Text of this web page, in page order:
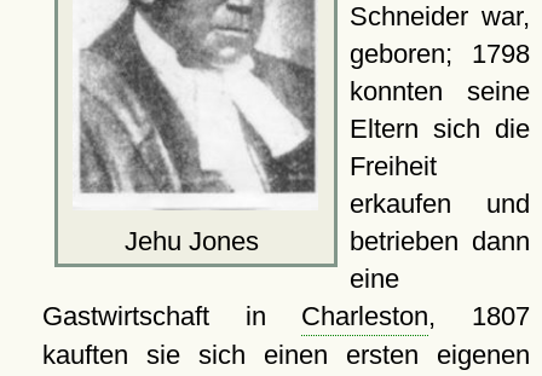
Jehu Jones
Schneider war,
geboren; 1798
konnten seine
Eltern sich die
Freiheit
erkaufen und
betrieben dann
eine
Gastwirtschaft in Charleston, 1807
kauften sie sich einen ersten eigenen